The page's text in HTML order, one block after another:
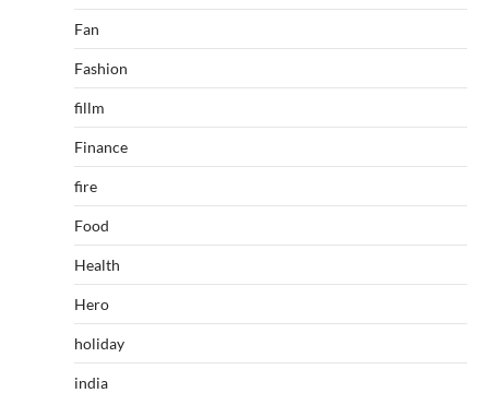
Fan
Fashion
fillm
Finance
fire
Food
Health
Hero
holiday
india